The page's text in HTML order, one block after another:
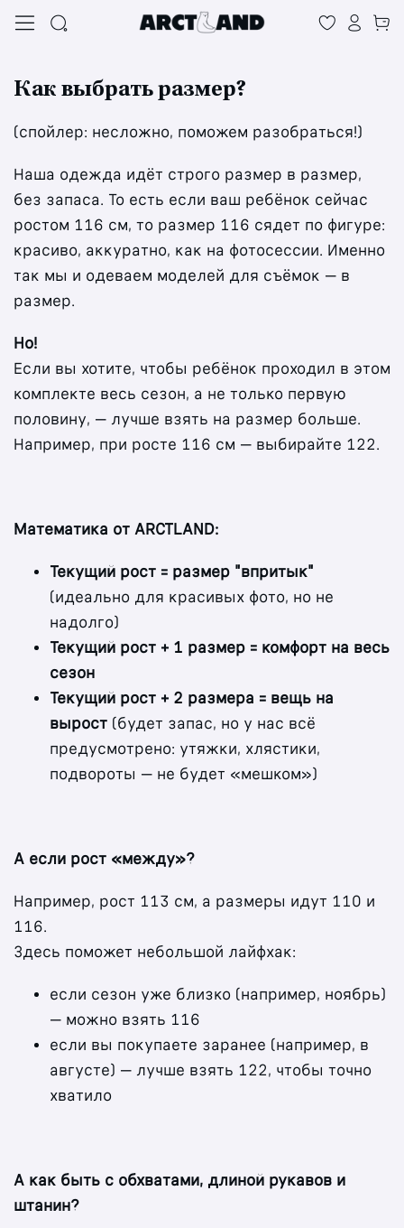
Как выбрать размер?
(спойлер: несложно, поможем разобраться!)
Наша одежда идёт строго размер в размер,
без запаса. То есть если ваш ребёнок сейчас
ростом 116 см, то размер 116 сядет по фигуре:
красиво, аккуратно, как на фотосессии. Именно
так мы и одеваем моделей для съёмок — в
размер.
Но!
Если вы хотите, чтобы ребёнок проходил в этом
комплекте весь сезон, а не только первую
половину, — лучше взять на размер больше.
Например, при росте 116 см — выбирайте 122.
Математика от ARCTLAND:
Текущий рост = размер "впритык"
(идеально для красивых фото, но не
надолго)
Текущий рост + 1 размер = комфорт на весь
сезон
Текущий рост + 2 размера = вещь на
вырост (будет запас, но у нас всё
предусмотрено: утяжки, хлястики,
подвороты — не будет «мешком»)
А если рост «между»?
Например, рост 113 см, а размеры идут 110 и
116.
Здесь поможет небольшой лайфхак:
если сезон уже близко (например, ноябрь)
— можно взять 116
если вы покупаете заранее (например, в
августе) — лучше взять 122, чтобы точно
хватило
А как быть с обхватами, длиной рукавов и
штанин?